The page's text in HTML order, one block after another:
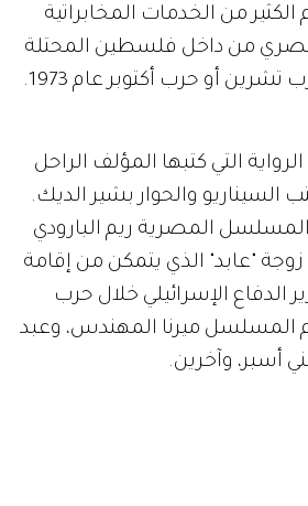
من الخدمات المخابراتية
من داخل فلسطين المحتلة
التي كتبها المؤلف الراحل
السيناريو والحوار بشير الديك.
المصرية ريم البارودي
"عابد" الذي يتمكن من إقامة
الدفاع الإسرائيلي خلال حرب
المسلسل ميرنا المهندس، وعبد
أسبر، وآخرين.